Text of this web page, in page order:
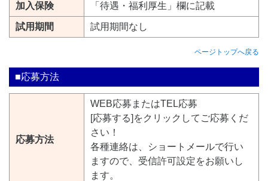
加入保険 「待遇・福利厚生」欄に記載
試用期間 試用期間なし
ページトップへ戻る
■応募方法
応募方法
WEB応募またはTEL応募
[応募する]をクリックしてご応募くだ
さい！
各種連絡は、ショートメールで行い
ますので、受信許可設定をお願いし
ます。